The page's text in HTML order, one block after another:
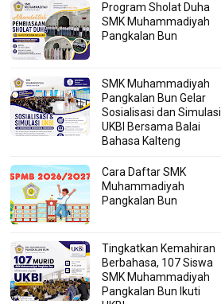
Program Sholat Duha
SMK Muhammadiyah
Pangkalan Bun
SMK Muhammadiyah
Pangkalan Bun Gelar
Sosialisasi dan Simulasi
UKBI Bersama Balai
Bahasa Kalteng
Cara Daftar SMK
Muhammadiyah
Pangkalan Bun
Tingkatkan Kemahiran
Berbahasa, 107 Siswa
SMK Muhammadiyah
Pangkalan Bun Ikuti